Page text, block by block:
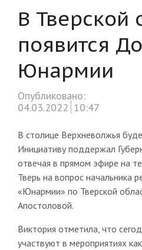
В Тверской
появится
Юнармии
Опубликовано:
04.03.2022 10:47
В столице Верхневолжья
Инициативу поддержал
отвечая в прямом эфире на
Тверь на вопрос начальника
«Юнармии» по Тверской
Апостоловой.
Виктория отметила, что
участвуют в мероприятиях